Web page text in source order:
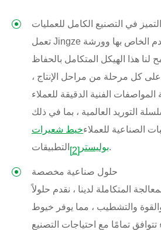
التميز في التصنيع الكامل للعمليات
تعمل Jingze مصنع الصباغة المتقدم الخاص بها وورشة
لنا هذا الهيكل المتكامل بالحفاظ
كل مرحلة من مراحل الإنتاج ،
الفنية الدقيقة للعملاء
التوريد العالمية ، بما في ذلك
الصناعية للعملاءخيط شعيرات
بوليستر [2] التطبيقات.
حلول صناعية مخصصة
المتكاملة لدينا ، نقدم حلولاً
والتشطيب ، مما يوفر خيوط
تتوافق تمامًا مع احتياجات التصنيع